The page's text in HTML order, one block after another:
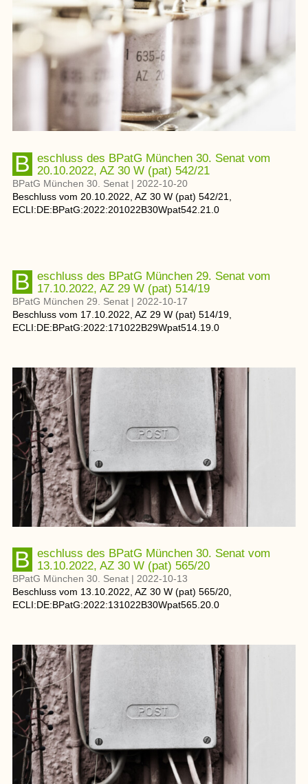
Beschluss des BPatG München 30. Senat vom 20.10.2022, AZ 30 W (pat) 542/21
BPatG München 30. Senat | 2022-10-20
Beschluss vom 20.10.2022 , AZ 30 W (pat) 542/21
ECLI:DE:BPatG:2022:201022B30Wpat542.21.0
Beschluss des BPatG München 29. Senat vom 17.10.2022, AZ 29 W (pat) 514/19
BPatG München 29. Senat | 2022-10-17
Beschluss vom 17.10.2022 , AZ 29 W (pat) 514/19
ECLI:DE:BPatG:2022:171022B29Wpat514.19.0
Beschluss des BPatG München 30. Senat vom 13.10.2022, AZ 30 W (pat) 565/20
BPatG München 30. Senat | 2022-10-13
Beschluss vom 13.10.2022, AZ 30 W (pat) 565/20,
ECLI:DE:BPatG:2022:131022B30Wpat565.20.0